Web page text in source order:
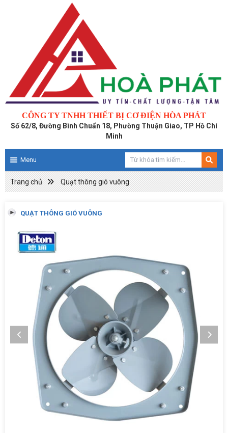
CÔNG TY TNHH THIẾT BỊ CƠ ĐIỆN HÒA PHÁT
Số 62/8, Đường Bình Chuẩn 18, Phường Thuận Giao, TP Hồ Chí
Minh
Menu
Trang chủ Quạt thông gió vuông
QUẠT THÔNG GIÓ VUÔNG